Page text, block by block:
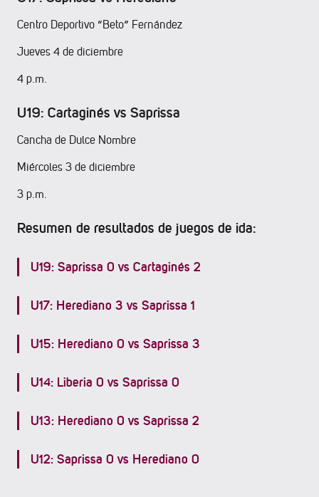
Centro Deportivo “Beto” Fernández
Jueves 4 de diciembre
4 p.m.
U19: Cartaginés vs Saprissa
Cancha de Dulce Nombre
Miércoles 3 de diciembre
3 p.m.
Resumen de resultados de juegos de ida:
U19: Saprissa 0 vs Cartaginés 2
U17: Herediano 3 vs Saprissa 1
U15: Herediano 0 vs Saprissa 3
U14: Liberia 0 vs Saprissa 0
U13: Herediano 0 vs Saprissa 2
U12: Saprissa 0 vs Herediano 0